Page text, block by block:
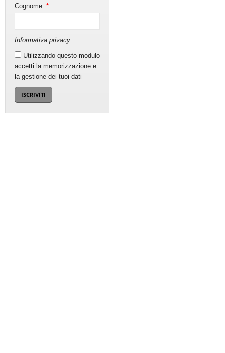
Cognome:*
Informativa privacy.
Utilizzando questo modulo
accetti la memorizzazione e
la gestione dei tuoi dati